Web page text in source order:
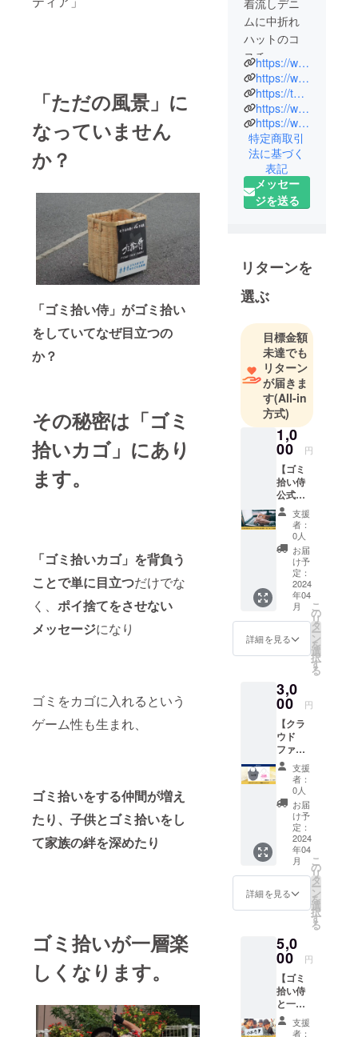
「ただの風景」に
なっていません
か？
「ゴミ拾い侍」がゴミ拾い
をしていてなぜ目立つの
か？
その秘密は「ゴミ
拾いカゴ」にあり
ます。
「ゴミ拾いカゴ」を背負う
ことで単に目立つだけでな
く、 ポイ捨てをさせない
メッセージになり
ゴミをカゴに入れるという
ゲーム性も生まれ、
ゴミ拾いをする仲間が増え
たり、子供とゴミ拾いをし
て家族の絆を深めたり
ゴミ拾いが一層楽
しくなります。
着流しデニ
ムに中折れ
ハットのコ
スチューム
を身にまと
い、火ばさ
み、ほうき
を帯刀し、
火ばさみを2
つ使った二
刀流で路上
のゴミ拾い
う。
現在は毎週
水曜日と日
曜日の週に
２回、池袋
を中心に活
動してお
り、3R (リサ
イクル・リ
ユース・リ
デュース)を
推進する環
境省Re-style
サポーター
に就任。
て）と呼ば
れる本格的
なチャンバ
ラアクショ
ンに、歌と
込んだパ
フォーマン
スで人々を
魅了し、時
には東京の
街中のみな
らず各地
方・イベン
トでも披露
していま
す。
https://www.gomihiroi-samurai.com/
https://www.tiktok.com/@gomihiroisamurai/
https://twitter.com/jidaigumi_tokyo?s=21
https://www.instagram.com/p/Btx3e2hAxwa/
https://www.youtube.com/channel/UC6tDdB-pldxRnuGGg5vY8iA
特定商取引
法に基づく
表記
メッセー
ジを送る
リターンを
選ぶ
目標金額
未達でも
リターン
が届きま
す(All-in
方式)
1,0
00 円
【ゴミ
拾い侍
公式
ホーム
ページ
にあな
たのお
名前と
一言
メッ
セージ
を掲
載】 ゴ
ミ拾い
侍公式
に私た
ちの仲
間とし
て、お
名前を
掲載さ
せてい
ただき
ます。
掲載期
間2024
年5月1
日から
2025年
5月1日
まで。
１）掲
のみ）
★支援
ず備考
欄に掲
載を希
望され
るお名
支援
者：
0人
お届
け予
定：
2024
年04
月
詳細を見る
こ
の
リ
タ
ー
ン
を
選
択
す
る
3,0
00 円
【クラ
ウド
ファン
ディン
グ限定
ゴミ拾
い侍エ
コバッ
ク】
「ゴミ
拾い
侍」オ
リジナ
ルのエ
コバッ
材：再
生コッ
トン 容
量：18L
※送料込
みのお
値段で
す。
支援
者：
0人
お届
け予
定：
2024
年04
月
詳細を見る
こ
の
リ
タ
ー
ン
を
選
択
す
る
5,0
00 円
【ゴミ
拾い侍
と一緒
にゴミ
拾い＋
支援
者：